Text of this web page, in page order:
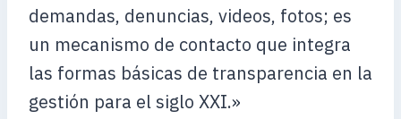
demandas, denuncias, videos, fotos; es
un mecanismo de contacto que integra
las formas básicas de transparencia en la
gestión para el siglo XXI.»